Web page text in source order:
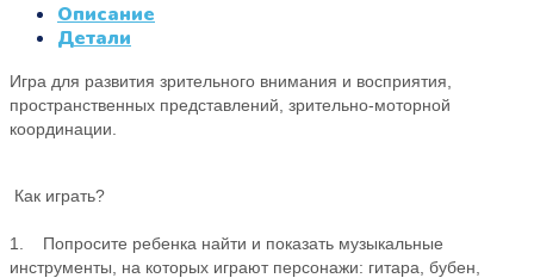
Описание
Детали
Игра для развития зрительного внимания и восприятия,
пространственных представлений, зрительно-моторной
координации.
Как играть?
1. Попросите ребенка найти и показать музыкальные
инструменты, на которых играют персонажи: гитара, бубен,